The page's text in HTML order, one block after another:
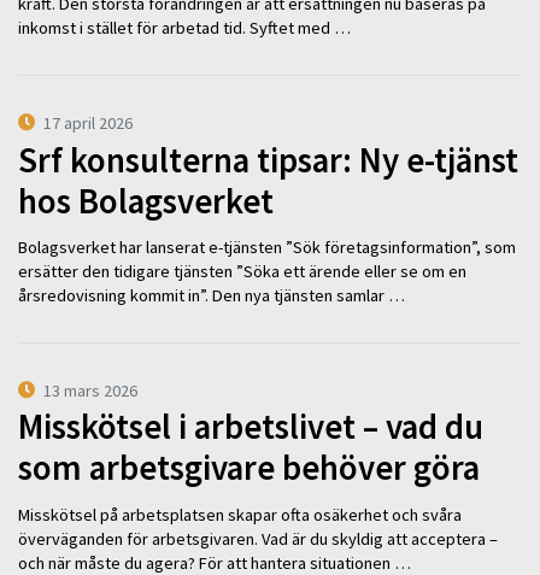
inkomst i stället för arbetad tid. Syftet med …
17 april 2026
Srf konsulterna tipsar: Ny e-tjänst
hos Bolagsverket
Bolagsverket har lanserat e-tjänsten ”Sök företagsinformation”, som
ersätter den tidigare tjänsten ”Söka ett ärende eller se om en
årsredovisning kommit in”. Den nya tjänsten samlar …
13 mars 2026
Misskötsel i arbetslivet – vad du
som arbetsgivare behöver göra
Misskötsel på arbetsplatsen skapar ofta osäkerhet och svåra
överväganden för arbetsgivaren. Vad är du skyldig att acceptera –
och när måste du agera? För att hantera situationen …